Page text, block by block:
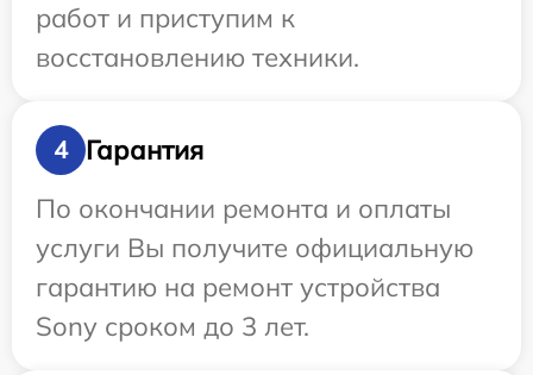
работ и приступим к
восстановлению техники.
4
Гарантия
По окончании ремонта и оплаты
услуги Вы получите официальную
гарантию на ремонт устройства
Sony сроком до 3 лет.